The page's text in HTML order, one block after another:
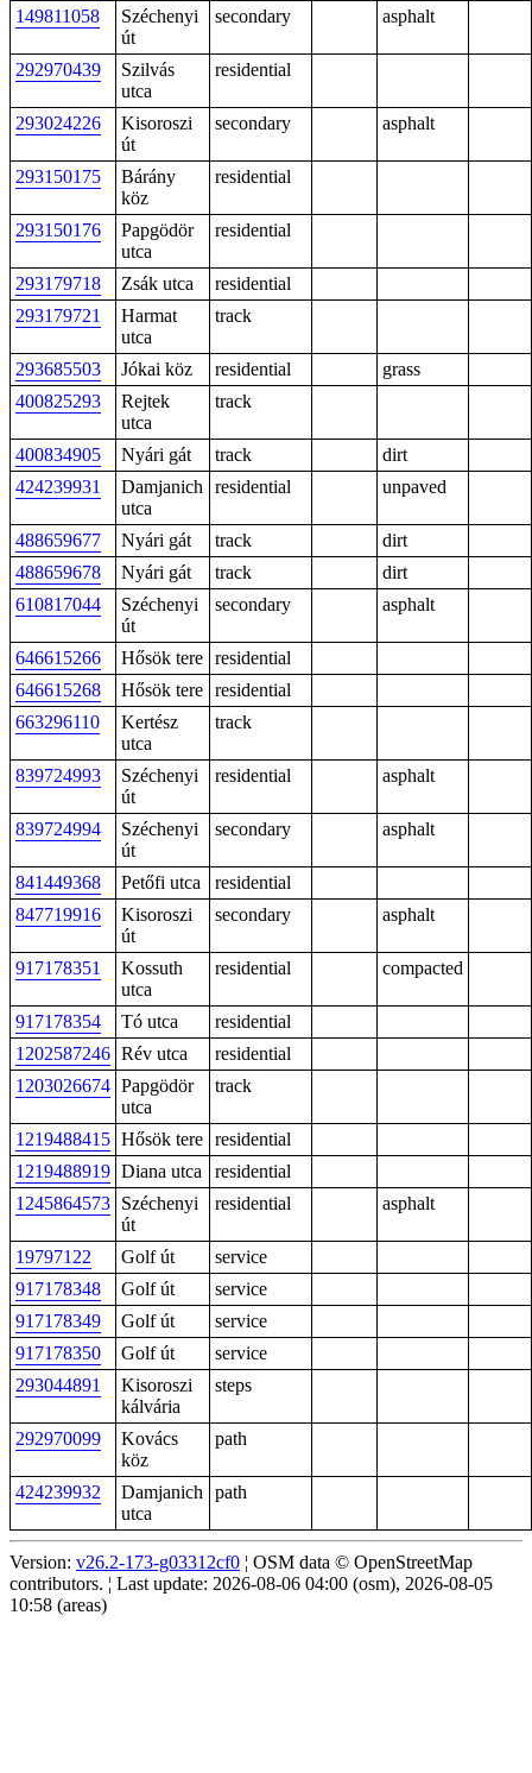
149811058
Széchenyi
út
secondary asphalt
292970439
Szilvás
utca
residential
293024226
Kisoroszi
út
secondary asphalt
293150175
Bárány
köz
residential
293150176
Papgödör
utca
residential
293179718 Zsák utca
residential
293179721
Harmat
utca
track
293685503 Jókai köz residential
grass
400825293
Rejtek
utca
track
400834905 Nyári gát track
dirt
424239931
Damjanich
utca
residential unpaved
488659677 Nyári gát track
dirt
488659678
Nyári gát track
dirt
610817044
Széchenyi
út
secondary asphalt
646615266 Hősök tere residential
646615268
Hősök tere residential
663296110
Kertész
utca
track
839724993
Széchenyi
út
residential asphalt
839724994
Széchenyi
út
secondary asphalt
841449368 Petőfi utca
residential
847719916
Kisoroszi
út
secondary asphalt
917178351
Kossuth
utca
residential compacted
917178354 Tó utca
residential
1202587246 Rév utca
residential
1203026674 Papgödör
utca
track
1219488415 Hősök tere residential
1219488919 Diana utca
residential
1245864573 Széchenyi
út
residential asphalt
19797122 Golf út
service
917178348
Golf út
service
917178349
Golf út
service
917178350
Golf út
service
293044891
Kisoroszi
kálvária
steps
292970099
Kovács
köz
path
424239932
Damjanich
utca
path
Version: v26.2-173-g03312cf0 ¦ OSM data © OpenStreetMap
contributors. ¦ Last update: 2026-08-06 04:00 (osm), 2026-08-05
10:58 (areas)